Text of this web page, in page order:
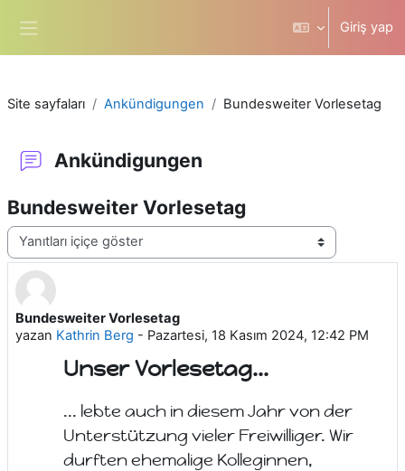
Giriş yap
Site sayfaları Ankündigungen Bundesweiter Vorlesetag
Ankündigungen
Bundesweiter Vorlesetag
Görünüm modu
Bundesweiter Vorlesetag
yazan Kathrin Berg - Pazartesi, 18 Kasım 2024, 12:42 PM
Yanıt sayısı: 0
Unser Vorlesetag...
... lebte auch in diesem Jahr von der
Unterstützung vieler Freiwilliger. Wir
durften ehemalige Kolleginnen,